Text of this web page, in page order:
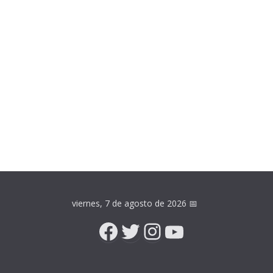
viernes, 7 de agosto de 2026 📅
Facebook
Twitter
Instagram
YouTube